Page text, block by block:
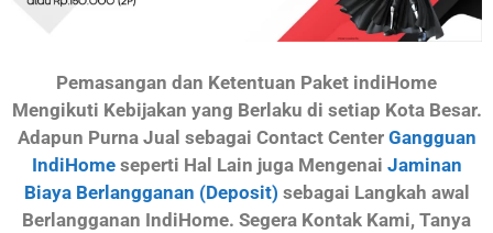
Pemasangan dan Ketentuan Paket indiHome
Mengikuti Kebijakan yang Berlaku di setiap Kota Besar.
Adapun Purna Jual sebagai Contact Center Gangguan
IndiHomeseperti Hal Lain juga Mengenai Jaminan
Biaya Berlangganan (Deposit) sebagai Langkah awal
Berlangganan IndiHome. Segera Kontak Kami, Tanya